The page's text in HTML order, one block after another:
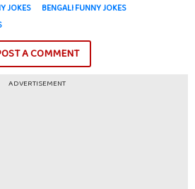
JOKES
BENGALI FUNNY JOKES
A COMMENT
ADVERTISEMENT